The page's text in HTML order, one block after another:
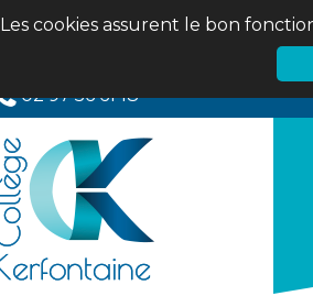
Les cookies assurent le bon
02 97 56 61 18